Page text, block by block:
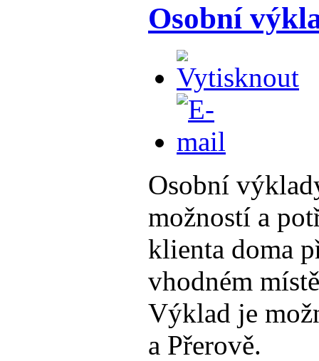
Osobní
Osobní
možností a
klienta doma
vhodném
Výklad je
a Přerově.